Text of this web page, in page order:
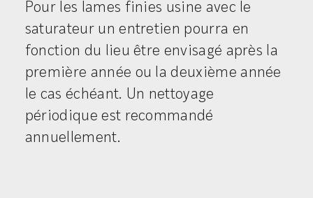
Pour les lames finies usine avec le
saturateur un entretien pourra en
fonction du lieu être envisagé après la
première année ou la deuxième année
le cas échéant. Un nettoyage
périodique est recommandé
annuellement.